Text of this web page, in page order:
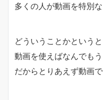
多くの人が動画を特別
どういうことかというと
動画を使えばなんでもう
だからとりあえず動画で